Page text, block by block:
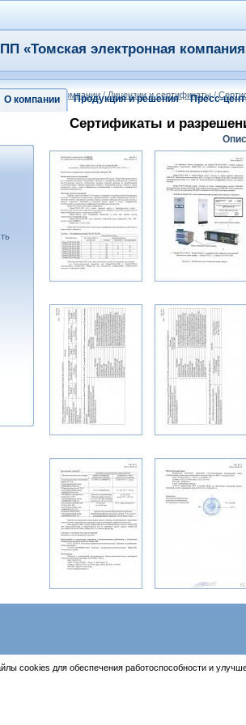
О компании Продукция и решения Пресс-
«Томская электронная
О компании/Лицензии и сертификаты/
Сертификаты и
cookies для обеспечения работоспособности и